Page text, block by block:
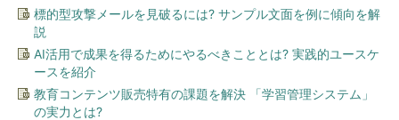
標的型攻撃メールを見破るには? サンプル文面を例に傾向を解
説
AI活用で成果を得るためにやるべきこととは? 実践的ユースケ
ースを紹介
教育コンテンツ販売特有の課題を解決 「学習管理システム」
の実力とは?